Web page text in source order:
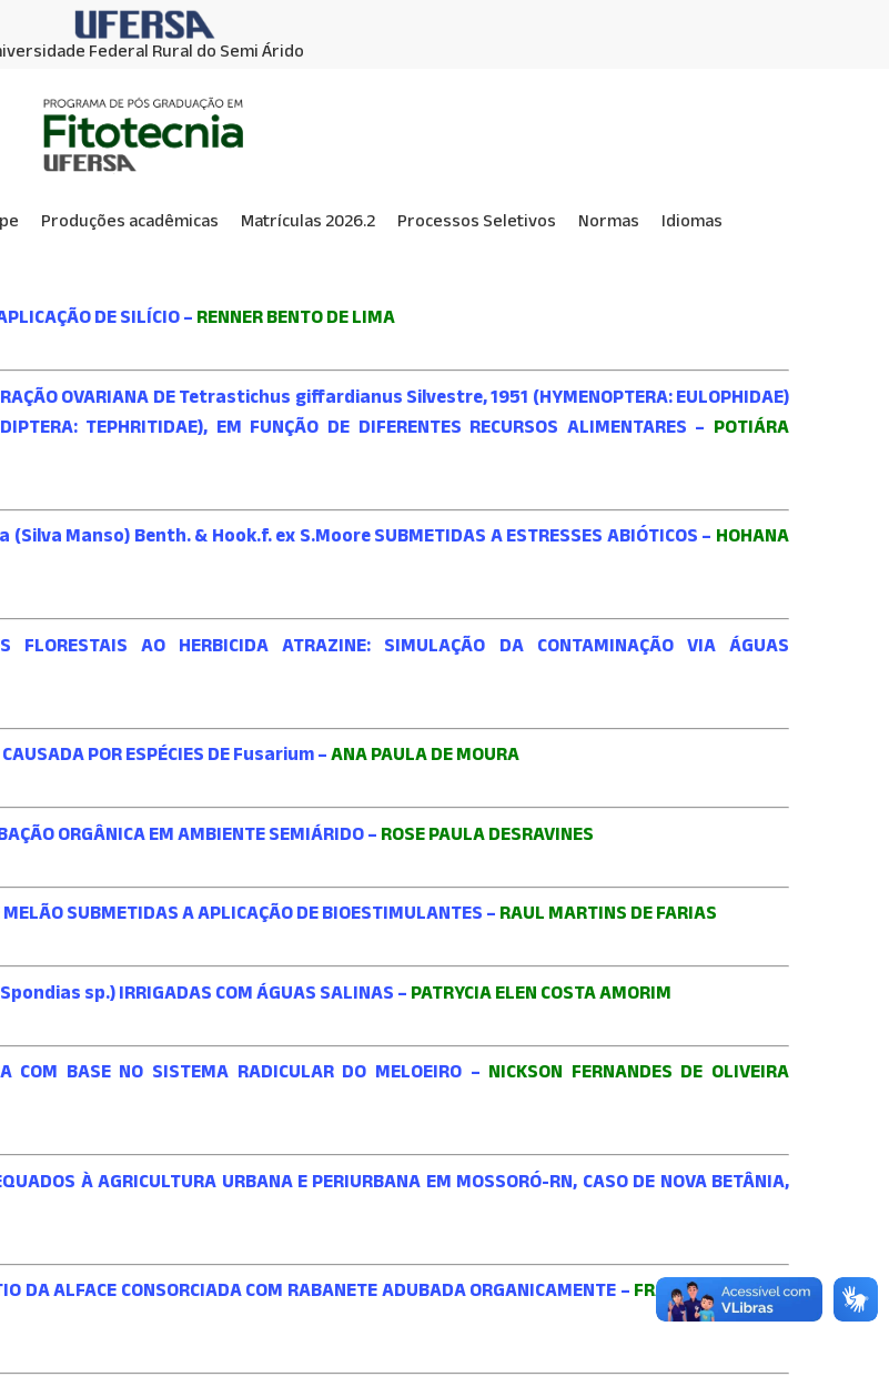
Federal Rural do Semi Árido
Produções acadêmicas Matrículas 2026.2 Processos Seletivos Normas Idiomas
DE SILÍCIO – RENNER BENTO DE LIMA
OVARIANA DE Tetrastichus giffardianus Silvestre, 1951 (HYMENOPTERA: EULOPHIDAE)
TEPHRITIDAE), EM FUNÇÃO DE DIFERENTES RECURSOS ALIMENTARES – POTIÁRA
(Silva Manso) Benth. & Hook.f. ex S.Moore SUBMETIDAS A ESTRESSES ABIÓTICOS – HOHANA
FLORESTAIS AO HERBICIDA ATRAZINE: SIMULAÇÃO DA CONTAMINAÇÃO VIA ÁGUAS
POR ESPÉCIES DE Fusarium – ANA PAULA DE MOURA
ORGÂNICA EM AMBIENTE SEMIÁRIDO – ROSE PAULA DESRAVINES
SUBMETIDAS A APLICAÇÃO DE BIOESTIMULANTES – RAUL MARTINS DE FARIAS
sp.) IRRIGADAS COM ÁGUAS SALINAS – PATRYCIA ELEN COSTA AMORIM
COM BASE NO SISTEMA RADICULAR DO MELOEIRO – NICKSON FERNANDES DE OLIVEIRA
À AGRICULTURA URBANA E PERIURBANA EM MOSSORÓ-RN, CASO DE NOVA BETÂNIA,
DA ALFACE CONSORCIADA COM RABANETE ADUBADA ORGANICAMENTE – FRANCISCA KARLA